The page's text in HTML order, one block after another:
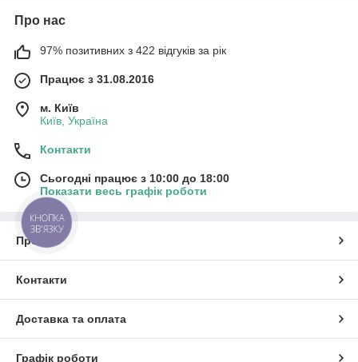
Про нас
97% позитивних з 422 відгуків за рік
Працює з 31.08.2016
м. Київ
Київ, Україна
Контакти
Сьогодні працює з 10:00 до 18:00
Показати весь графік роботи
Про нас
Контакти
Доставка та оплата
Графік роботи
КНОПКА
ЗВ'ЯЗКУ